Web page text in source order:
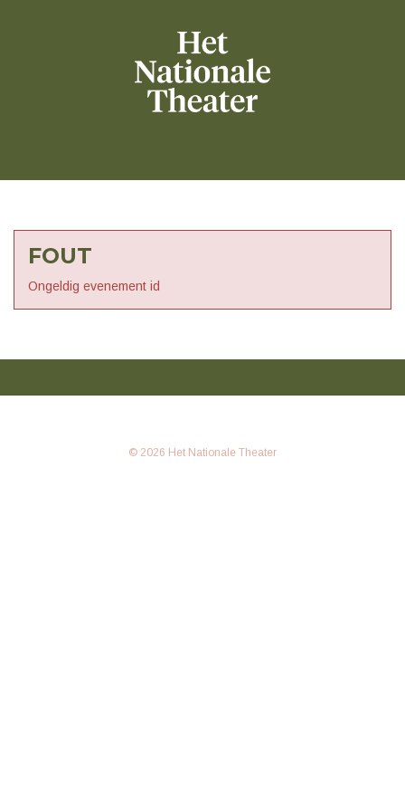
FOUT
Ongeldig evenement id
© 2026 Het Nationale Theater